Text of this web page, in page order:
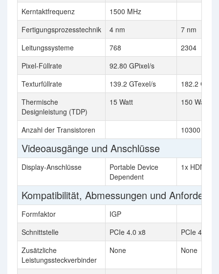
Kerntaktfrequenz
1500 MHz
Fertigungsprozesstechnik
4 nm
7 nm
Leitungssysteme
768
2304
Pixel-Füllrate
92.80 GPixel/s
Texturfüllrate
139.2 GTexel/s
182.2
Thermische
Designleistung (TDP)
15 Watt 150 Watt
Anzahl der Transistoren 10300
Videoausgänge und Anschlüsse
Display-Anschlüsse
Portable Device
Dependent
1x HDMI,
Kompatibilität, Abmessungen und
Formfaktor
IGP
Schnittstelle
PCIe 4.0 x8
PCIe 4.0
Zusätzliche
Leistungssteckverbinder
None None